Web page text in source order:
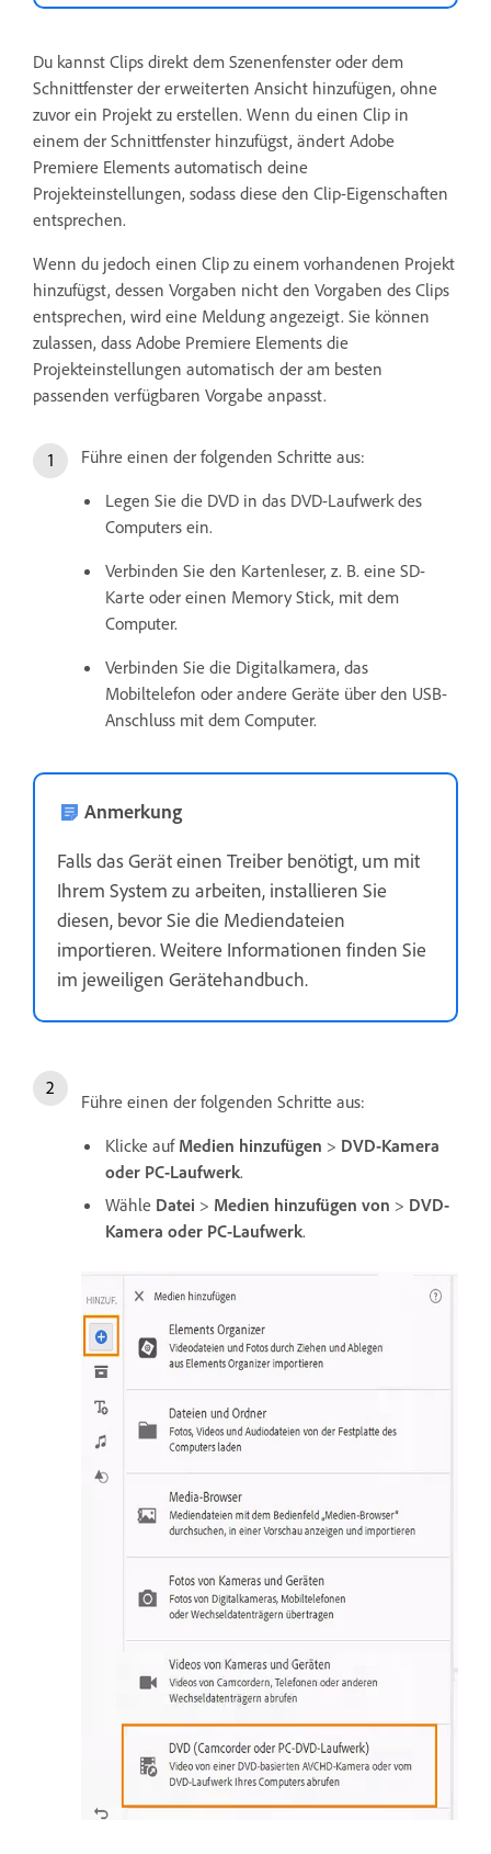
Du kannst Clips direkt dem Szenenfenster oder dem
Schnittfenster der erweiterten Ansicht hinzufügen, ohne
zuvor ein Projekt zu erstellen. Wenn du einen Clip in
einem der Schnittfenster hinzufügst, ändert Adobe
Premiere Elements automatisch deine
Projekteinstellungen, sodass diese den Clip-Eigenschaften
entsprechen.
Wenn du jedoch einen Clip zu einem vorhandenen Projekt
hinzufügst, dessen Vorgaben nicht den Vorgaben des Clips
entsprechen, wird eine Meldung angezeigt. Sie können
zulassen, dass Adobe Premiere Elements die
Projekteinstellungen automatisch der am besten
passenden verfügbaren Vorgabe anpasst.
Führe einen der folgenden Schritte aus:
Legen Sie die DVD in das DVD-Laufwerk des
Computers ein.
Verbinden Sie den Kartenleser, z. B. eine SD-
Karte oder einen Memory Stick, mit dem
Computer.
Verbinden Sie die Digitalkamera, das
Mobiltelefon oder andere Geräte über den USB-
Anschluss mit dem Computer.
Anmerkung
Falls das Gerät einen Treiber benötigt, um mit
Ihrem System zu arbeiten, installieren Sie
diesen, bevor Sie die Mediendateien
importieren. Weitere Informationen finden Sie
im jeweiligen Gerätehandbuch.
Führe einen der folgenden Schritte aus:
Klicke auf Medien hinzufügen > DVD-Kamera
oder PC-Laufwerk.
Wähle Datei > Medien hinzufügen von > DVD-
Kamera oder PC-Laufwerk.